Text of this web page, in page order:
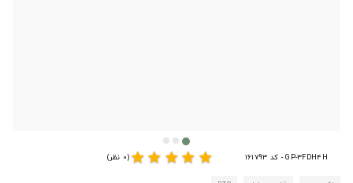
GP-3FDH4H - کد 161793 star
star
star
star
star(0 نظر)